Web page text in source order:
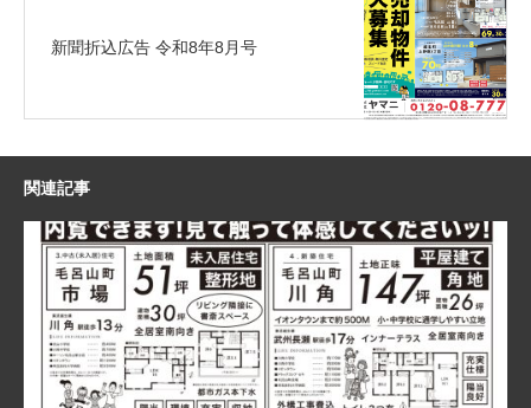
新聞折込広告 令和8年8月号
関連記事